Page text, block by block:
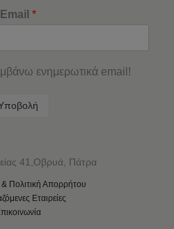
Email *
ενημερωτικά email!
41,Οβρυά, Πάτρα
Πολιτική Απορρήτου
Εταιρείες